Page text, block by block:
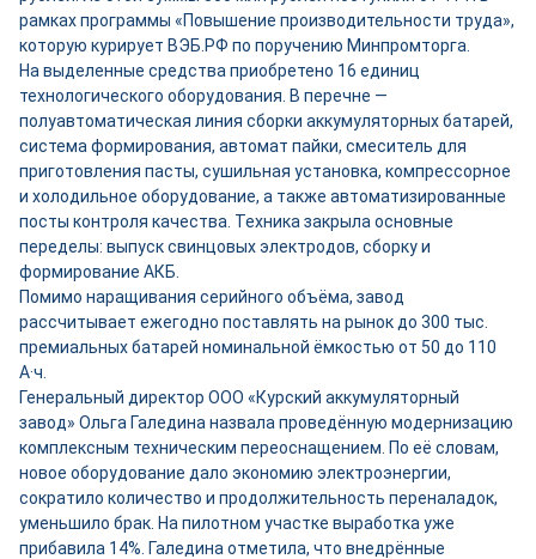
рамках программы «Повышение производительности труда»,
которую курирует ВЭБ.РФ по поручению Минпромторга.
На выделенные средства приобретено 16 единиц
технологического оборудования. В перечне —
полуавтоматическая линия сборки аккумуляторных батарей,
система формирования, автомат пайки, смеситель для
приготовления пасты, сушильная установка, компрессорное
и холодильное оборудование, а также автоматизированные
посты контроля качества. Техника закрыла основные
переделы: выпуск свинцовых электродов, сборку и
формирование АКБ.
Помимо наращивания серийного объёма, завод
рассчитывает ежегодно поставлять на рынок до 300 тыс.
премиальных батарей номинальной ёмкостью от 50 до 110
А·ч.
Генеральный директор ООО «Курский аккумуляторный
завод» Ольга Галедина назвала проведённую модернизацию
комплексным техническим переоснащением. По её словам,
новое оборудование дало экономию электроэнергии,
сократило количество и продолжительность переналадок,
уменьшило брак. На пилотном участке выработка уже
прибавила 14%. Галедина отметила, что внедрённые